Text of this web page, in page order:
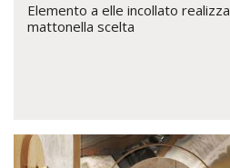
Elemento a elle incollato
mattonella scelta